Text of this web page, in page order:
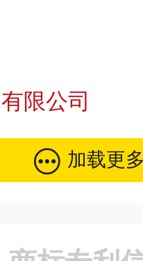
限公司
加载更